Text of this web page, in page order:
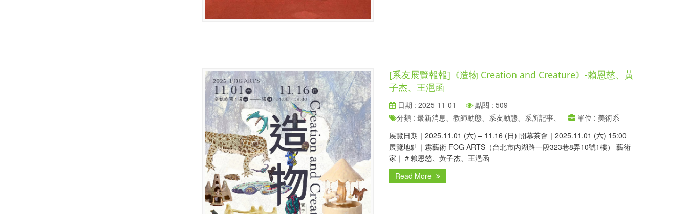
[系友展覽報報]《造物 Creation and Creature》-賴恩慈、黃
子杰、王浥函
日期 : 2025-11-01
點閱 : 509
分類 : 最新消息、教師動態、系友動態、系所記事、
單位 : 美術系
展覽日期｜2025.11.01 (六) – 11.16 (日) 開幕茶會｜2025.11.01 (六) 15:00
展覽地點｜霧藝術 FOG ARTS（台北市內湖路一段323巷8弄10號1樓） 藝術
家｜＃賴恩慈、黃子杰、王浥函
Read More